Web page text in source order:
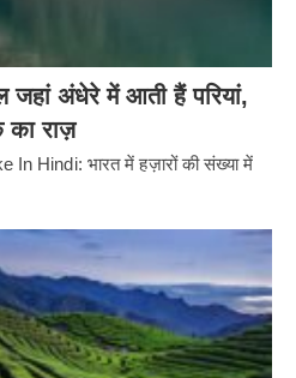
जहां अंधेरे में आती हैं परियां,
राज़
Hindi: भारत में हज़ारों की संख्या में